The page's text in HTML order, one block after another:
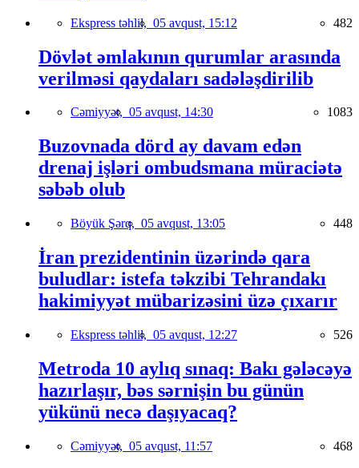
Ekspress təhlil, 05 avqust, 15:12 482
Dövlət əmlakının qurumlar arasında
verilməsi qaydaları sadələşdirilib
Cəmiyyət, 05 avqust, 14:30 1083
Buzovnada dörd ay davam edən
drenaj işləri ombudsmana müraciətə
səbəb olub
Böyük Şərq, 05 avqust, 13:05 448
İran prezidentinin üzərində qara
buludlar: istefa təkzibi Tehrandakı
hakimiyyət mübarizəsini üzə çıxarır
Ekspress təhlil, 05 avqust, 12:27 526
Metroda 10 aylıq sınaq: Bakı gələcəyə
hazırlaşır, bəs sərnişin bu günün
yükünü necə daşıyacaq?
Cəmiyyət, 05 avqust, 11:57 468